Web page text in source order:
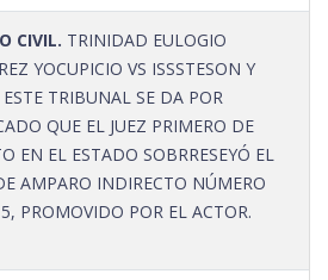
CIVIL. TRINIDAD EULOGIO
YOCUPICIO VS ISSSTESON Y
TRIBUNAL SE DA POR
QUE EL JUEZ PRIMERO DE
EN EL ESTADO SOBRRESEYÓ EL
AMPARO INDIRECTO NÚMERO
PROMOVIDO POR EL ACTOR.